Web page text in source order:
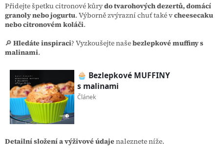
Přidejte špetku citronové kůrydo tvarohových dezertů, domácí
granoly nebo jogurtu. Výborně zvýrazní chuť také vcheesecaku
nebo citronovém koláči.
🔎 Hledáte inspiraci? Vyzkoušejte našebezlepkové muffiny s
malinami.
Detailní složení a výživové údajenaleznete níže.